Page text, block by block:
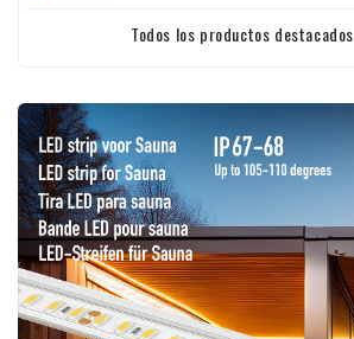
Todos los productos destacados